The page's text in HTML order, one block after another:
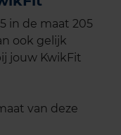
in de maat 205
ook gelijk
jouw KwikFit
van deze